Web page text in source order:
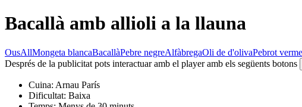
Bacallà amb allioli a la llauna
OusAllMongeta blancaBacallàPebre negreAlfàbregaOli de d'olivaPebrot
Després de la publicitat pots interactuar amb el player amb els següents botons
Cuina: Arnau París
Dificultat: Baixa